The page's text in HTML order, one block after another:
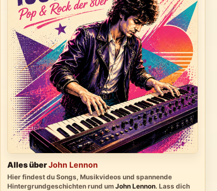
Alles überJohn Lennon
Hier findest du Songs, Musikvideos und spannende
Hintergrundgeschichten rund umJohn Lennon. Lass dich